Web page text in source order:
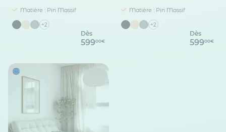
Matière : Pin Massif
+2
Dès
59900€
Matière : Pin Massif
+2
Dès
59900€